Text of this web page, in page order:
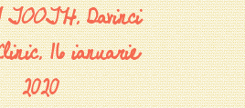
TOOTH, Davinci
16 ianuarie
2020